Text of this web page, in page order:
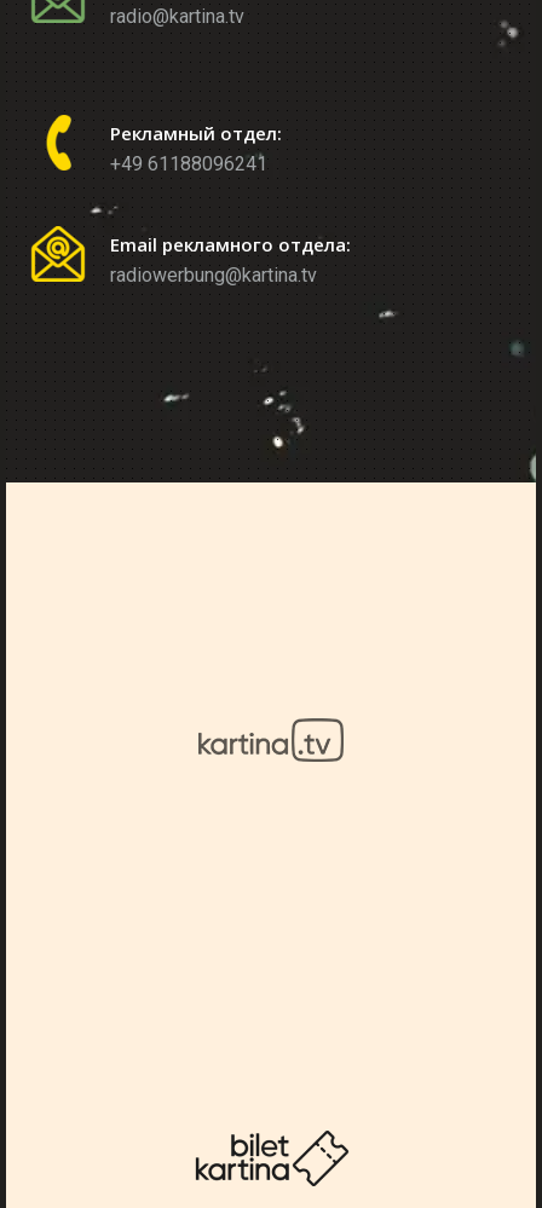
radio@kartina.tv
Рекламный отдел:
+49 61188096241
Email рекламного отдела:
radiowerbung@kartina.tv